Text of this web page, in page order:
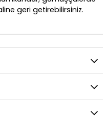
geri getirebilirsiniz.